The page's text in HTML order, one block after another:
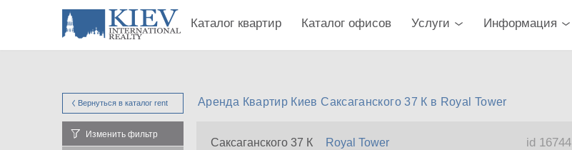
Каталог квартир Каталог офисов Услуги Информация
Вернуться в каталог rent Аренда Квартир Киев Саксаганского 37 К в Royal Tower
Изменить фильтр
Саксаганского 37 К Royal Tower id 16744